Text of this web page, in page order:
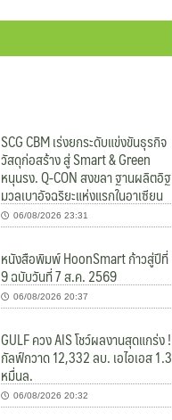
SCG CBM เร่งยกระดับแข่งขันธุรกิจ
วัสดุก่อสร้าง สู่ Smart & Green
หนุนรง. Q-CON สงขลา ฐานผลิตอิฐ
มวลเบาอัจฉริยะแห่งแรกในอาเซียน
06/08/2026 23:31
หนังสือพิมพ์ HoonSmart ก้าวสู่ปีที่
9 ฉบับวันที่ 7 ส.ค. 2569
06/08/2026 20:37
GULF ควง AIS โชว์ผลงานสุดแกร่ง !
กัลฟ์กวาด 12,332 ลบ. เอไอเอส 1.3
หมื่นล.
06/08/2026 20:32